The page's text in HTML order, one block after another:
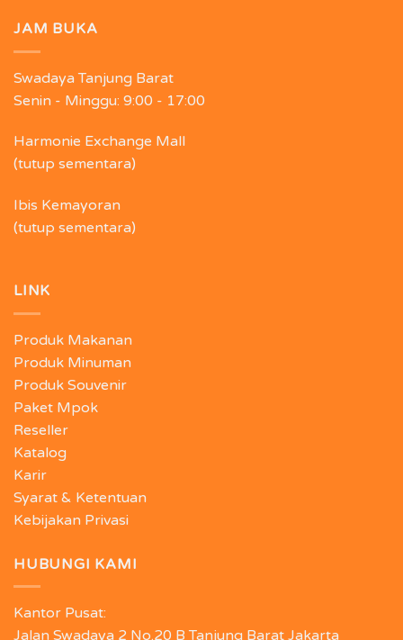
JAM BUKA
Swadaya Tanjung Barat
Senin - Minggu: 9:00 - 17:00
Harmonie Exchange Mall
(tutup sementara)
Ibis Kemayoran
(tutup sementara)
LINK
Produk Makanan
Produk Minuman
Produk Souvenir
Paket Mpok
Reseller
Katalog
Karir
Syarat & Ketentuan
Kebijakan Privasi
HUBUNGI KAMI
Kantor Pusat:
Jalan Swadaya 2 No.20 B Tanjung Barat Jakarta